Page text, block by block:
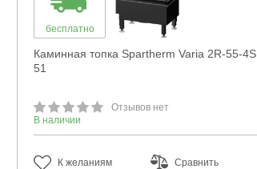
бесплатно
Каминная топка Spartherm Varia 2R-55-4S
51
Отзывов нет
В наличии
К желаниям Сравнить